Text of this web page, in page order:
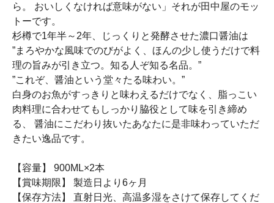
ら。 おいしくなければ意味がない」それが田中屋のモッ
トーです。
杉樽で1年半～2年、じっくりと発酵させた濃口醤油は
”まろやかな風味でのびがよく、ほんの少し使うだけで料
理の旨みが引き立つ。知る人ぞ知る名品。”
”これぞ、醤油という堂々たる味わい。”
白身のお魚がすっきりと味わえるだけでなく、脂っこい
肉料理に合わせてもしっかり脇役として味を引き締め
る、 醤油にこだわり抜いたあなたに是非味わっていただ
きたい逸品です。
【容量】 900ML×2本
【賞味期限】 製造日より6ヶ月
【保存方法】 直射日光、高温多湿をさけて保存してくだ